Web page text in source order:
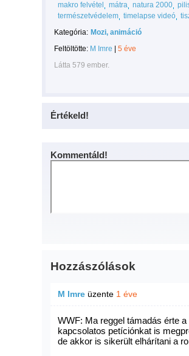
makro felvétel
mátra natura 2000
természetvédelem timelapse videó
Kategória: Mozi, animáció
Feltöltötte: M Imre
5 éve
Látta 579 ember.
Értékeld!
Kommentáld!
Hozzászólások
M Imre üzente 1 éve
WWF: Ma reggel támadás érte
kapcsolatos petíciónkat is
de akkor is sikerült elhárítani a